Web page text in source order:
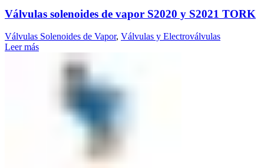
Válvulas solenoides de vapor S2020 y S2021 TORK
Válvulas Solenoides de Vapor, Válvulas y Electroválvulas
Leer más